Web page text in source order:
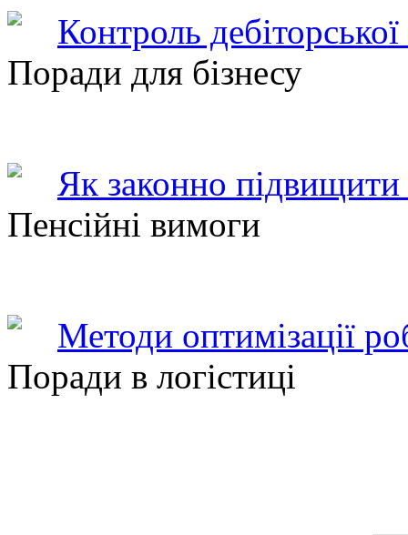
Контроль
Поради для бізнесу
Як законно підвищити
Пенсійні вимоги
Методи оптимізації
Поради в логістиці